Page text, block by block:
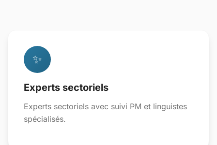
✨
Experts sectoriels
Experts sectoriels avec suivi PM et linguistes
spécialisés.